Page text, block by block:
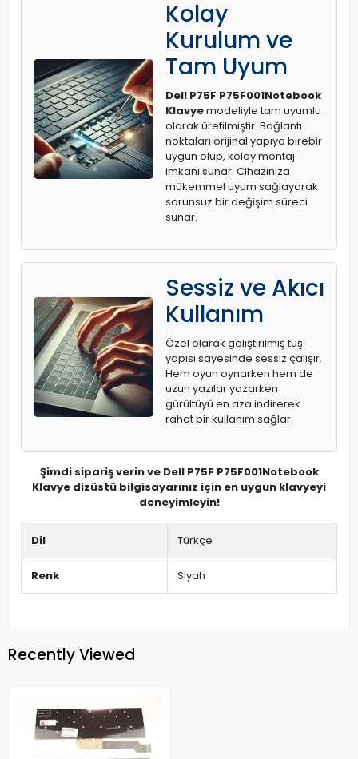
Kolay
Kurulum ve
Tam Uyum
Dell P75F P75F001Notebook
Klavyemodeliyle tam uyumlu
olarak üretilmiştir. Bağlantı
noktaları orijinal yapıya birebir
uygun olup, kolay montaj
imkanı sunar. Cihazınıza
mükemmel uyum sağlayarak
sorunsuz bir değişim süreci
sunar.
Sessiz ve Akıcı
Kullanım
Özel olarak geliştirilmiş tuş
yapısı sayesinde sessiz çalışır.
Hem oyun oynarken hem de
uzun yazılar yazarken
gürültüyü en aza indirerek
rahat bir kullanım sağlar.
Şimdi sipariş verin ve Dell P75F P75F001Notebook
Klavye dizüstü bilgisayarınız için en uygun klavyeyi
deneyimleyin!
Dil Türkçe
Renk Siyah
Recently Viewed